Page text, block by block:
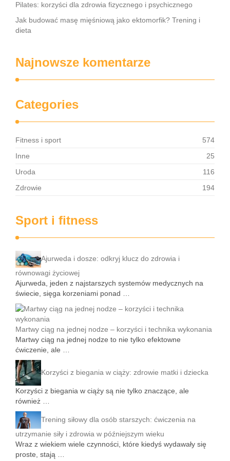
Pilates: korzyści dla zdrowia fizycznego i psychicznego
Jak budować masę mięśniową jako ektomorfik? Trening i
dieta
Najnowsze komentarze
Categories
Fitness i sport
574
Inne
25
Uroda
116
Zdrowie
194
Sport i fitness
Ajurweda i dosze: odkryj klucz do zdrowia i
równowagi życiowej
Ajurweda, jeden z najstarszych systemów medycznych na
świecie, sięga korzeniami ponad …
Martwy ciąg na jednej nodze – korzyści i technika wykonania
Martwy ciąg na jednej nodze to nie tylko efektowne
ćwiczenie, ale …
Korzyści z biegania w ciąży: zdrowie matki i dziecka
Korzyści z biegania w ciąży są nie tylko znaczące, ale
również …
Trening siłowy dla osób starszych: ćwiczenia na
utrzymanie siły i zdrowia w późniejszym wieku
Wraz z wiekiem wiele czynności, które kiedyś wydawały się
proste, stają …